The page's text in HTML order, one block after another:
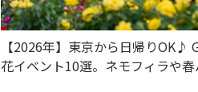
【2026年】東京から日帰りOK♪
花イベント10選。ネモフィラや